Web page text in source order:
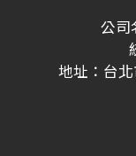
公司
地址：台